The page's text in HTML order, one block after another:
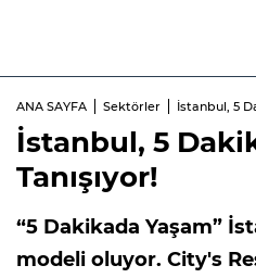
ANA SAYFA Sektörler İstanbul, 5
İstanbul, 5
Tanışıyor!
“5 Dakikada Yaşam”
modeli oluyor. City's